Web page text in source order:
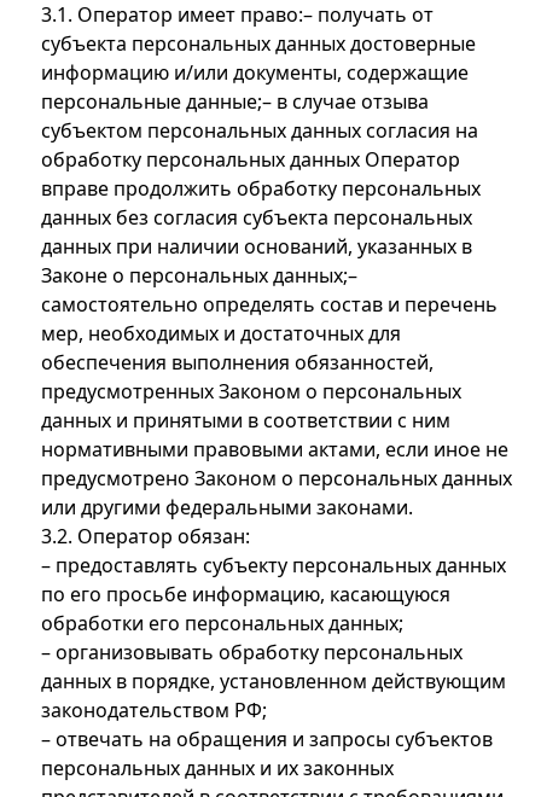
3.1. Оператор имеет право:– получать от
субъекта персональных данных достоверные
информацию и/или документы, содержащие
персональные данные;– в случае отзыва
субъектом персональных данных согласия на
обработку персональных данных Оператор
вправе продолжить обработку персональных
данных без согласия субъекта персональных
данных при наличии оснований, указанных в
Законе о персональных данных;–
самостоятельно определять состав и перечень
мер, необходимых и достаточных для
обеспечения выполнения обязанностей,
предусмотренных Законом о персональных
данных и принятыми в соответствии с ним
нормативными правовыми актами, если иное не
предусмотрено Законом о персональных данных
или другими федеральными законами.
3.2. Оператор обязан:
– предоставлять субъекту персональных данных
по его просьбе информацию, касающуюся
обработки его персональных данных;
– организовывать обработку персональных
данных в порядке, установленном действующим
законодательством РФ;
– отвечать на обращения и запросы субъектов
персональных данных и их законных